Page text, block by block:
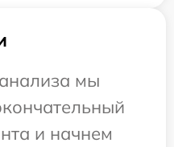
мы
и начнем